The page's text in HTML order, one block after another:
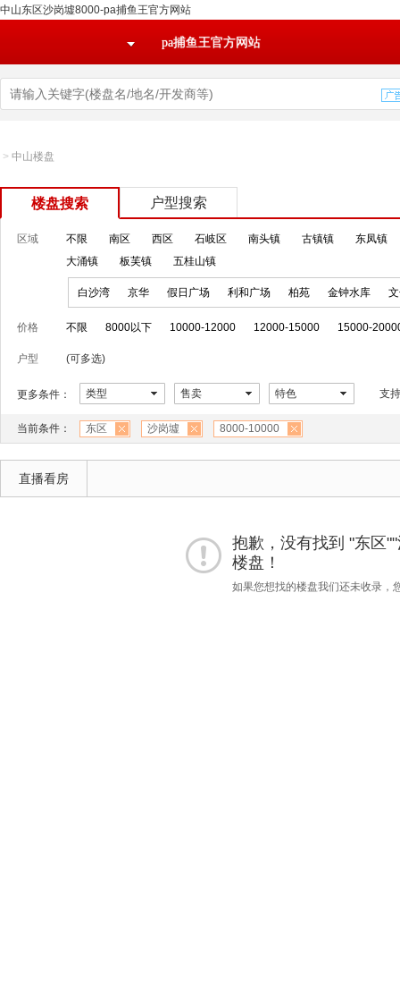
中山东区沙岗墟8000-pa捕鱼王官方网站
pa捕鱼王官方网站
> 中山楼盘
楼盘搜索 户型搜索
区域 不限 南区 西区 石岐区 南头镇 古镇镇
东凤镇
大涌镇
板芙镇 五桂山镇
白沙湾 京华 假日广场 利和广场 柏苑 金钟水库
价格 不限 8000以下 10000-12000 12000-15000 15000-
户型 (可多选)
更多条件： 类型 售卖 特色 支
当前条件： 东区 沙岗墟 8000-10000
直播看房
抱歉，没有找到 "东区
楼盘！
如果您想找的楼盘我们还未收录，